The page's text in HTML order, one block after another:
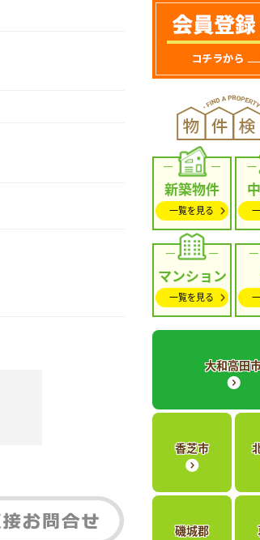
新築物件
一覧を見る
マンション
一覧を見る
大和高田
香芝市
磯城郡